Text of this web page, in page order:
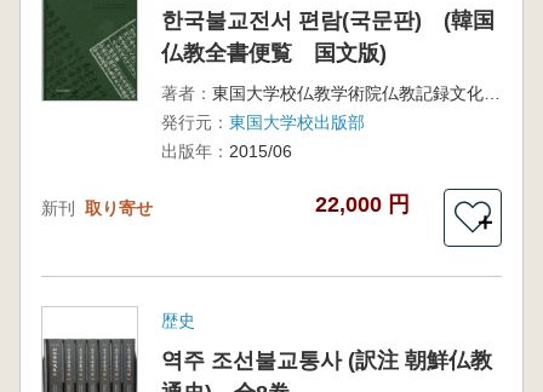
한국불교전서 편람(국문판) (韓国
仏教全書便覧 国文版)
著者：
東国大学校仏教学術院仏教記録文化遺産アーカイブ事業
発行元： 東国大学校出版部
出版年： 2015/06
新刊 取り寄せ 22,000 円
＋
歴史
역주 조선불교통사 (訳注 朝鮮仏教